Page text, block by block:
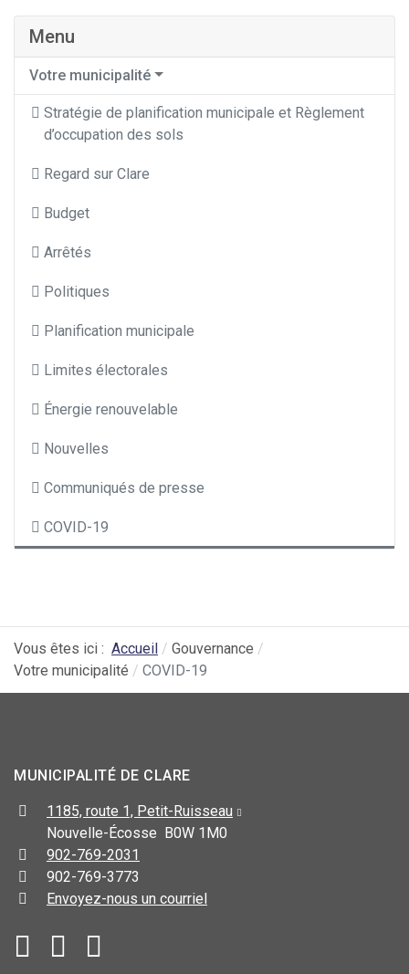
Menu
Votre municipalité
Stratégie de planification municipale et Règlement
d’occupation des sols
Regard sur Clare
Budget
Arrêtés
Politiques
Planification municipale
Limites électorales
Énergie renouvelable
Nouvelles
Communiqués de presse
COVID-19
Vous êtes ici : Accueil
Gouvernance
Votre municipalité
COVID-19
MUNICIPALITÉ DE CLARE
1185, route 1, Petit-Ruisseau
Nouvelle-Écosse B0W 1M0
902-769-2031
902-769-3773
Envoyez-nous un courriel